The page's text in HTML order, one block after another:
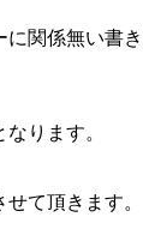
関係無い書
ります。
て頂きます。